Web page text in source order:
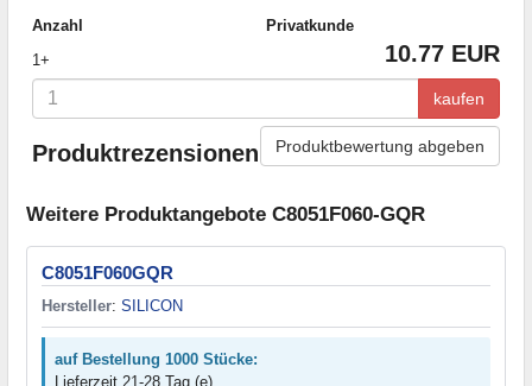
Anzahl
Privatkunde
1+
10.77 EUR
kaufen
Produktrezensionen Produktbewertung abgeben
Weitere Produktangebote C8051F060-GQR
C8051F060GQR
Hersteller: SILICON
auf Bestellung 1000 Stücke:
Lieferzeit 21-28 Tag (e)